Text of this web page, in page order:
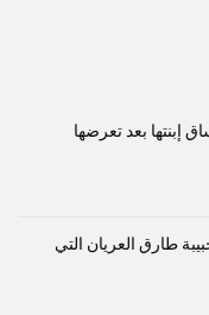
إبنتها بعد تعرضها
طارق العريان التي